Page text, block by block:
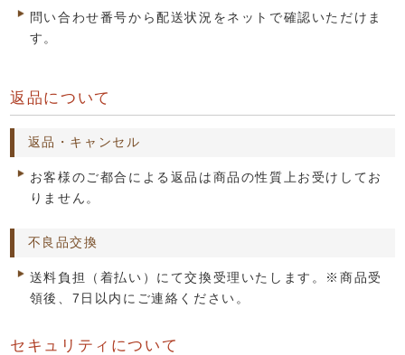
問い合わせ番号から配送状況をネットで確認いただけま
す。
返品について
返品・キャンセル
お客様のご都合による返品は商品の性質上お受けしてお
りません。
不良品交換
送料負担（着払い）にて交換受理いたします。※商品受
領後、7日以内にご連絡ください。
セキュリティについて